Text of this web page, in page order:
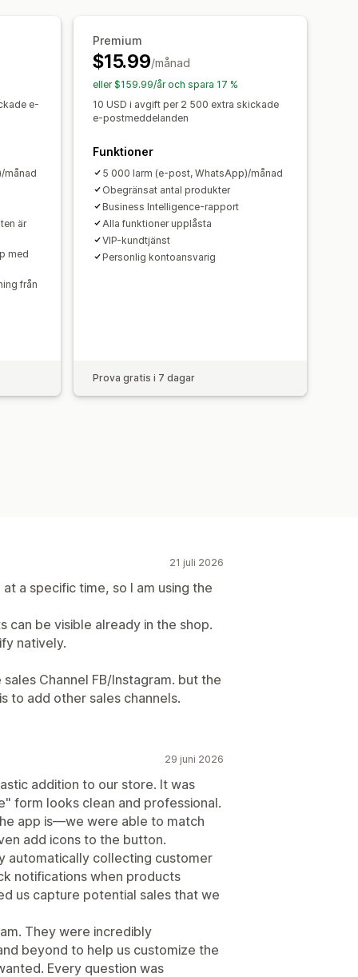
Blandad varukorg
e-
månad
är
med
från
Premium
$15.99/månad
eller $159.99/år och spara 17 %
10 USD i avgift per 2 500 extra skickade
e-postmeddelanden
Funktioner
5 000 larm (e-post, WhatsApp)/månad
Obegränsat antal produkter
Business Intelligence-rapport
Alla funktioner upplåsta
VIP-kundtjänst
Personlig kontoansvarig
Prova gratis i 7 dagar
21 juli 2026
a specific time, so I am using the
can be visible already in the shop.
natively.
Channel FB/Instagram. but the
to add other sales channels.
29 juni 2026
addition to our store. It was
form looks clean and professional.
app is—we were able to match
add icons to the button.
automatically collecting customer
notifications when products
us capture potential sales that we
They were incredibly
beyond to help us customize the
Every question was